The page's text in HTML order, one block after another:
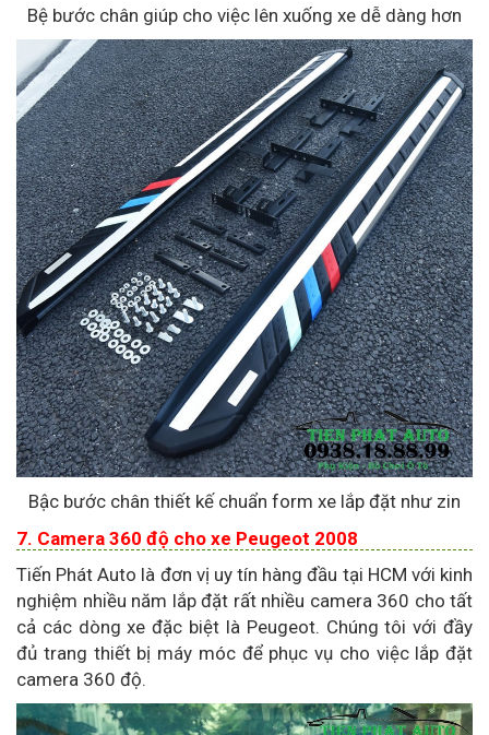
Bệ bước chân giúp cho việc lên xuống xe dễ dàng hơn
Bậc bước chân thiết kế chuẩn form xe lắp đặt như zin
7. Camera 360 độ cho xe Peugeot 2008
Tiến Phát Auto là đơn vị uy tín hàng đầu tại HCM với kinh
nghiệm nhiều năm lắp đặt rất nhiều camera 360 cho tất
cả các dòng xe đặc biệt là Peugeot. Chúng tôi với đầy
đủ trang thiết bị máy móc để phục vụ cho việc lắp đặt
camera 360 độ.